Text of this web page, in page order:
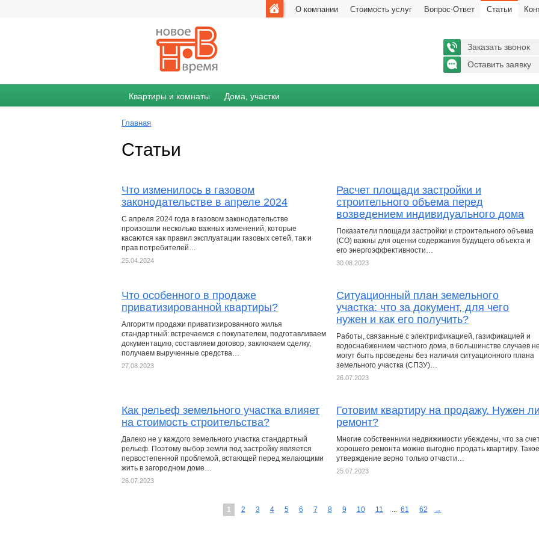
О компании Стоимость услуг Вопрос-Ответ Статьи
Заказать звонок
Оставить заявку
Квартиры и комнаты Дома, участки
Главная
Статьи
Что изменилось в газовом
законодательстве в апреле 2024
С апреля 2024 года в газовом законодательстве
произошли несколько важных изменений, которые
касаются как правил эксплуатации газовых сетей, так и
прав потребителей…
25.04.2024
Расчет площади застройки и
строительного объема перед
возведением индивидуального дома
Показатели площади застройки и строительного объема
(СО) важны для оценки содержания будущего объекта и
его энергоэффективности…
30.08.2023
Что особенного в продаже
приватизированной квартиры?
Алгоритм продажи приватизированного жилья
стандартный: встречаемся с покупателем, подготавливаем
документацию, составляем договор, заключаем сделку,
получаем вырученные средства…
27.08.2023
Ситуационный план земельного
участка: что за документ, для чего
нужен и как его получить?
Работы, связанные с электрификацией, газификацией и
водоснабжением частного дома, в большинстве случаев
могут быть проведены без наличия ситуационного плана
земельного участка (СПЗУ)…
26.07.2023
Как рельеф земельного участка влияет
на стоимость строительства?
Далеко не у каждого земельного участка стандартный
рельеф. Поэтому выбор земли под застройку является
первостепенной проблемой, встающей перед желающими
жить в загородном доме…
26.07.2023
Готовим квартиру на продажу. Нужен
ремонт?
Многие собственники недвижимости убеждены, что за
хорошего ремонта можно выгодно продать квартиру.
утверждение верно только отчасти…
25.07.2023
1 2 3 4 5 6 7 8 9 10 11 ... 61 62 →